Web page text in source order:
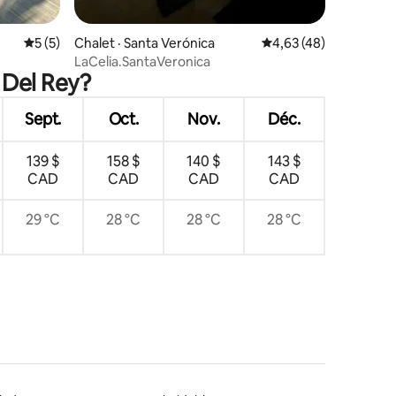
Note moyenne de 5 sur 5, 5 commentaires
5 (5)
Chalet · Santa Verónica Note moyenne de
4,63 (48)
LaCelia.SantaVeronica
Rey?
Sept. Oct. Nov. Déc.
139 $
CAD
158 $
CAD
140 $
CAD
143 $
CAD
29 °C 28 °C 28 °C 28 °C